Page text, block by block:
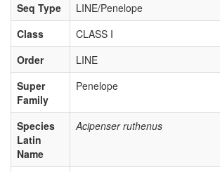
Seq Type
LINE/Penelope
Class
CLASS I
Order
LINE
Super
Family
Penelope
Species
Latin
Name
Acipenser ruthenus